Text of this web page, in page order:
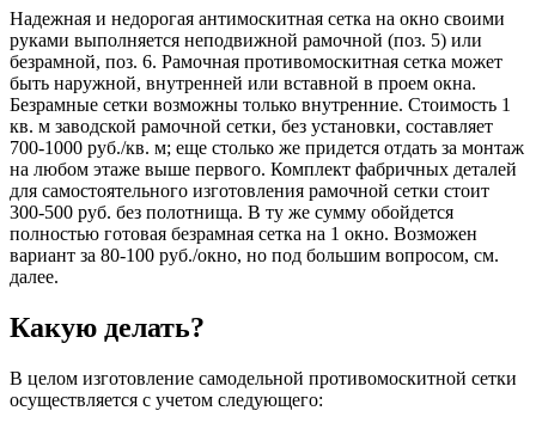
Надежная и недорогая антимоскитная сетка на окно своими
руками выполняется неподвижной рамочной (поз. 5) или
безрамной, поз. 6. Рамочная противомоскитная сетка может
быть наружной, внутренней или вставной в проем окна.
Безрамные сетки возможны только внутренние. Стоимость 1
кв. м заводской рамочной сетки, без установки, составляет
700-1000 руб./кв. м; еще столько же придется отдать за монтаж
на любом этаже выше первого. Комплект фабричных деталей
для самостоятельного изготовления рамочной сетки стоит
300-500 руб. без полотнища. В ту же сумму обойдется
полностью готовая безрамная сетка на 1 окно. Возможен
вариант за 80-100 руб./окно, но под большим вопросом, см.
далее.
Какую делать?
В целом изготовление самодельной противомоскитной сетки
осуществляется с учетом следующего: